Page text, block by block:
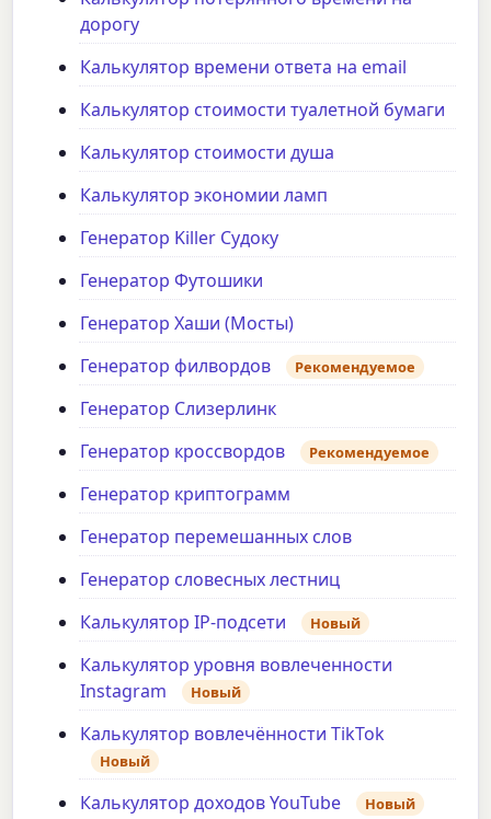
дорогу
Калькулятор времени ответа на email
Калькулятор стоимости туалетной бумаги
Калькулятор стоимости душа
Калькулятор экономии ламп
Генератор Killer Судоку
Генератор Футошики
Генератор Хаши (Мосты)
Генератор филвордов
Рекомендуемое
Генератор Слизерлинк
Генератор кроссвордов
Рекомендуемое
Генератор криптограмм
Генератор перемешанных слов
Генератор словесных лестниц
Калькулятор IP-подсети
Новый
Калькулятор уровня вовлеченности
Instagram
Новый
Калькулятор вовлечённости TikTok
Новый
Калькулятор доходов YouTube Новый